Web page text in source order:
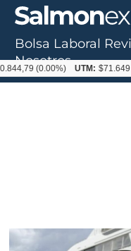
Tag:
aquarov
Bolsa Laboral
Nosotros
(0.00%) UTM: $71.649